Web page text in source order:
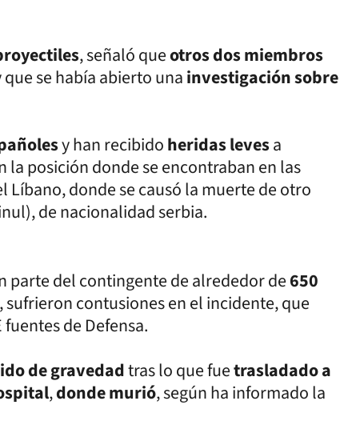
, señaló queotros dos miembros
se había abierto unainvestigación sobre
y han recibidoheridas levesa
la posición donde se encontraban en las
Líbano, donde se causó la muerte de otro
de nacionalidad serbia.
parte del contingente de alrededor de650
sufrieron contusiones en el incidente, que
de Defensa.
de gravedadtras lo que fuetrasladado a
,donde murió, según ha informado la